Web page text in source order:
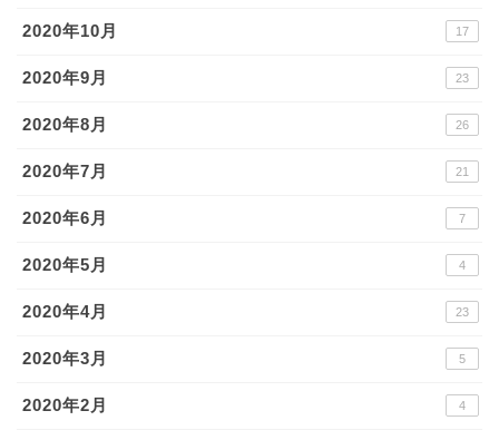
2020年10月 17
2020年9月 23
2020年8月 26
2020年7月 21
2020年6月 7
2020年5月 4
2020年4月 23
2020年3月 5
2020年2月 4